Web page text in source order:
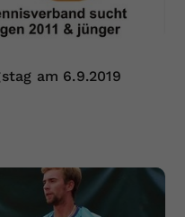
am 6.9.2019